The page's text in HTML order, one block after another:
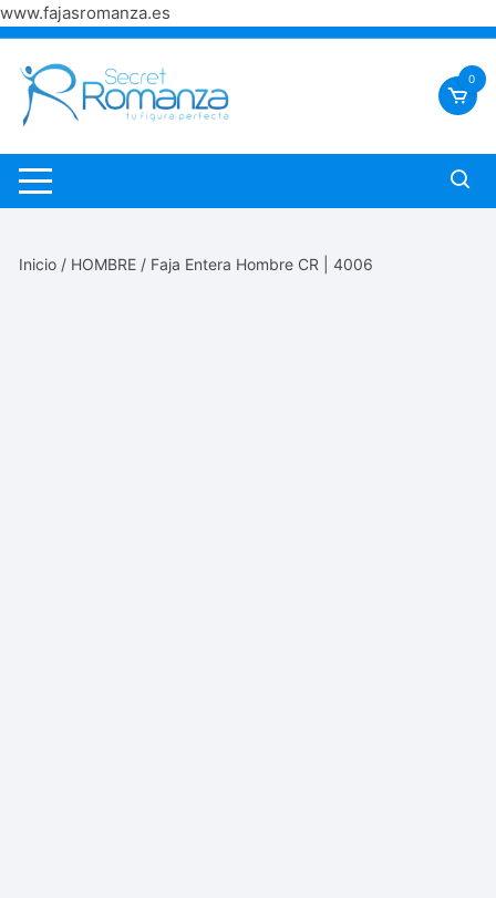
www.fajasromanza.es
Saltar
contenido
0
Inicio / HOMBRE / Faja Entera Hombre CR | 4006